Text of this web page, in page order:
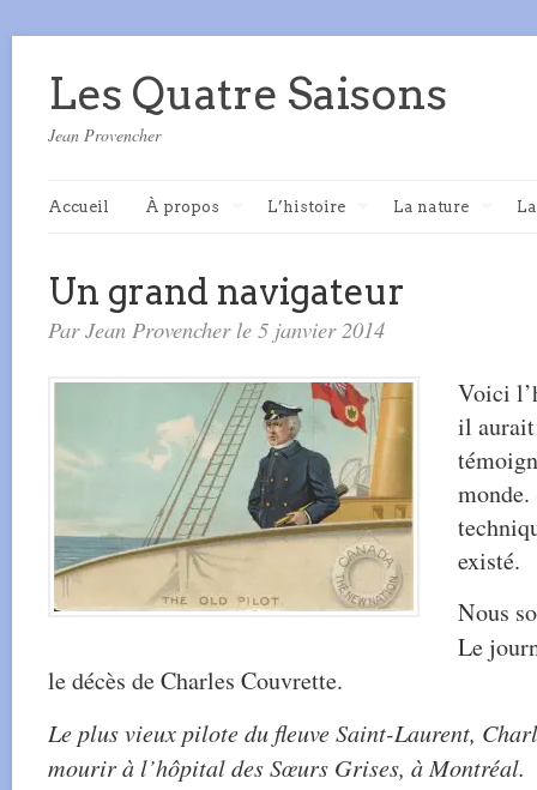
Les Quatre Saisons
Jean Provencher
Accueil À propos L’histoire La nature
Un grand navigateur
Par Jean Provencher le 5 janvier 2014
Voici
il
monde.
existé.
Nous
Le
le décès de Charles Couvrette.
Le plus vieux pilote du fleuve Saint-Laurent,
mourir à l’hôpital des Sœurs Grises, à Montréal.